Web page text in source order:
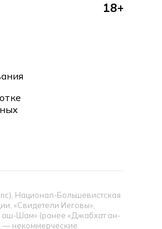
18+
Национал-Большевистская
«Свидетели Иеговы»,
аш-Шам» (ранее «Джабхат ан-
— некоммерческие